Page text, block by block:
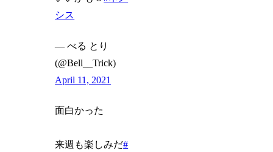
シス
— べる とり
(@Bell__Trick)
April 11, 2021
面白かった
来週も楽しみだ#